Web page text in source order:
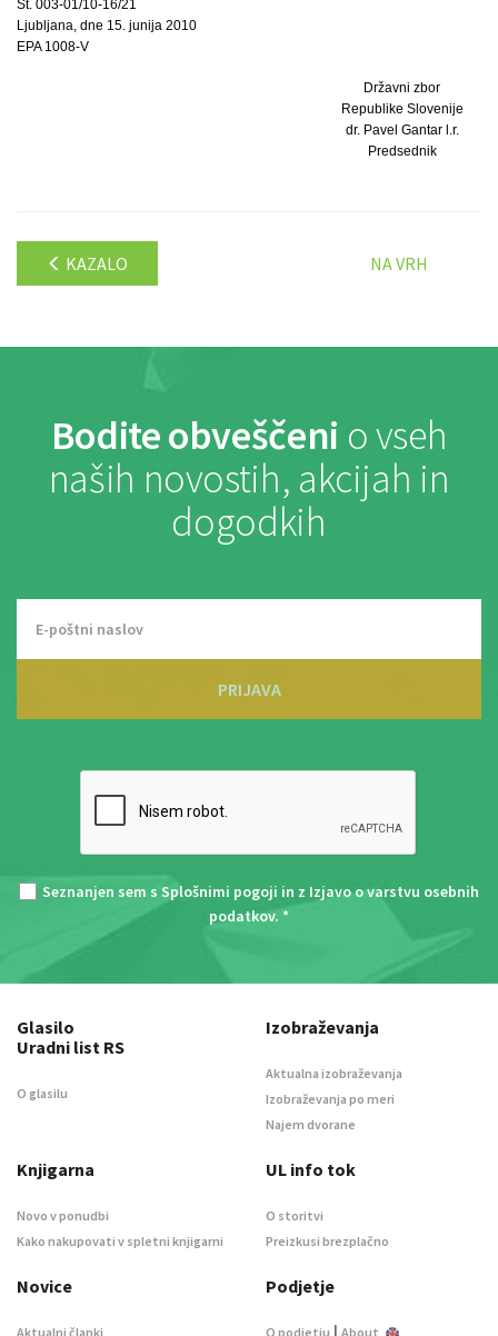
Št. 003-01/10-16/21
Ljubljana, dne 15. junija 2010
EPA 1008-V
Državni zbor
Republike Slovenije
dr. Pavel Gantar l.r.
Predsednik
KAZALO NA VRH
Bodite obveščeni o vseh
naših novostih, akcijah in
dogodkih
PRIJAVA
Seznanjen sem s Splošnimi pogoji in z Izjavo o varstvu osebnih
podatkov. *
Glasilo
Uradni list RS
O glasilu
Izobraževanja
Aktualna izobraževanja
Izobraževanja po meri
Najem dvorane
Knjigarna
Novo v ponudbi
Kako nakupovati v spletni knjigarni
UL info tok
O storitvi
Preizkusi brezplačno
Novice
Aktualni članki
Podjetje
O podjetju | About